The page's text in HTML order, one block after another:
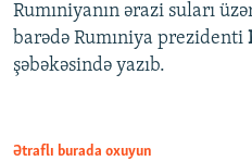
Rumıniyanın ərazi suları
barədə Rumıniya prezidenti
şəbəkəsində yazıb.
Ətraflı burada oxuyun